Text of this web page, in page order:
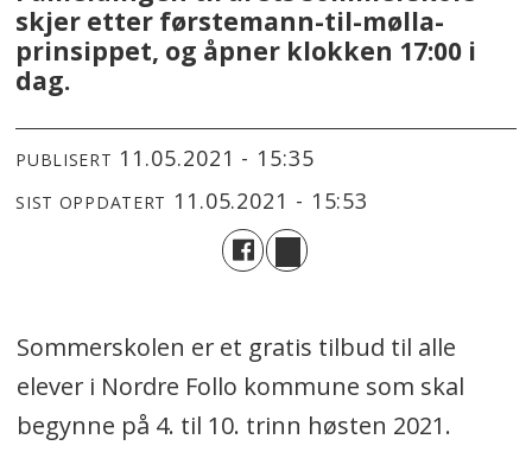
skjer etter førstemann-til-mølla-
prinsippet, og åpner klokken 17:00 i
dag.
PUBLISERT 11.05.2021 - 15:35
SIST OPPDATERT 11.05.2021 - 15:53
Sommerskolen er et gratis tilbud til alle
elever i Nordre Follo kommune som skal
begynne på 4. til 10. trinn høsten 2021.